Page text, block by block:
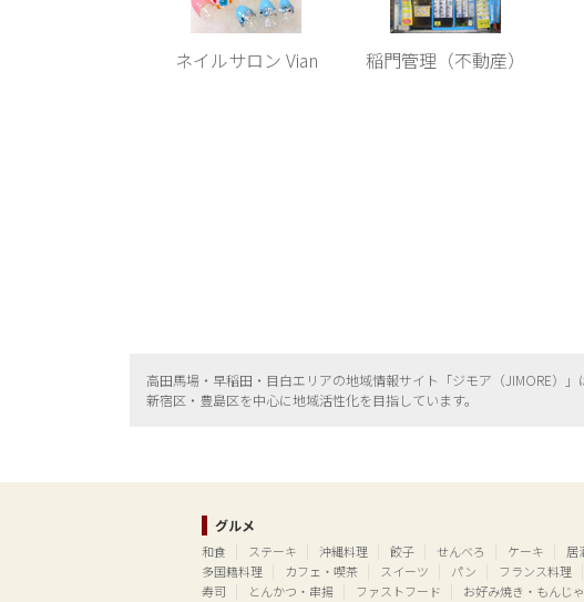
ネイルサロン Vian 稲門管理（不動産）
高田馬場・早稲田・目白エリアの地域情報サイト「ジモア（JIMORE）
新宿区・ 豊島区を中心に地域活性化を目指しています。
グルメ
和食 ステーキ 沖縄料理 餃子 せんべろ ケーキ 居
多国籍料理
カフェ・喫茶 スイーツ パン フランス料理
寿司
とんかつ・串揚 ファストフード お好み焼き・もんじゃ